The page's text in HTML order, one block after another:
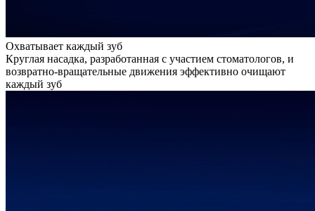
Охватывает каждый зуб
Круглая насадка, разработанная с участием стоматологов, и
возвратно-вращательные движения эффективно очищают
каждый зуб